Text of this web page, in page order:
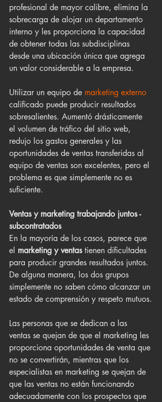
profesional de mayor calibre, elimina la
sobrecarga de alojar un departamento
interno y les proporciona la capacidad
de obtener todas las subdisciplinas
desde una ubicación única que agrega
un valor considerable a la empresa.
Utilizar un equipo de marketing externo
calificado puede producir resultados
sobresalientes. Aumentó drásticamente
el volumen de tráfico del sitio web,
redujo los gastos generales y las
oportunidades de ventas transferidas al
equipo de ventas son excelentes, pero el
problema es que simplemente no es
suficiente.
Ventas y marketing trabajando juntos -
subcontratados
En la mayoría de los casos, parece que
el marketing y ventas tienen dificultades
para producir grandes resultados juntos.
De alguna manera, los dos grupos
simplemente no saben cómo alcanzar un
estado de comprensión y respeto mutuos.
Las personas que se dedican a las
ventas se quejan de que el marketing les
proporciona oportunidades de venta que
no se convertirán, mientras que los
especialistas en marketing se quejan de
que las ventas no están funcionando
adecuadamente con los prospectos que